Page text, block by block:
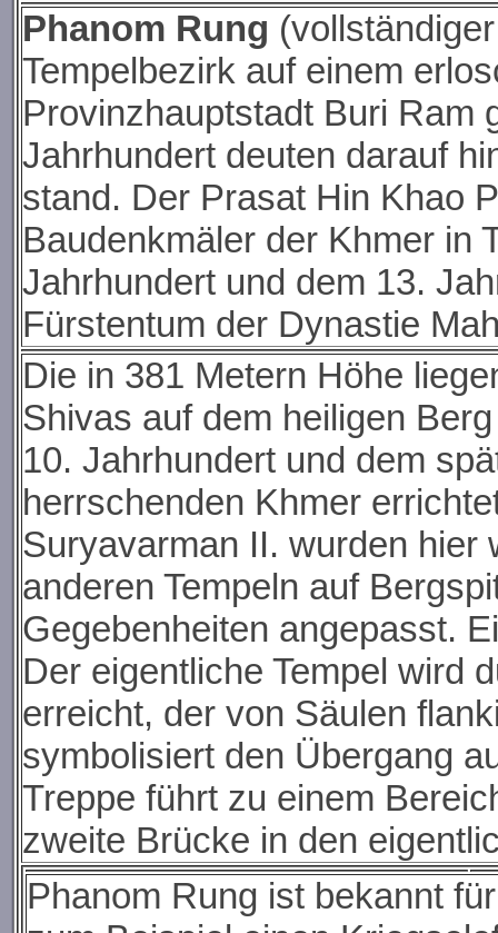
Phanom Rung
Tempelbezirk auf einem
Provinzhauptstadt Buri Ram
Jahrhundert deuten darauf
stand. Der Prasat Hin Khao
Baudenkmäler der Khmer in
Jahrhundert und dem 13.
Fürstentum der Dynastie
Die in 381 Metern Höhe
Shivas auf dem heiligen
10. Jahrhundert und dem
herrschenden Khmer
Suryavarman II. wurden hier
anderen Tempeln auf
Gegebenheiten angepasst.
Der eigentliche Tempel wird
erreicht, der von Säulen
symbolisiert den Übergang
Treppe führt zu einem
zweite Brücke in den
Phanom Rung ist bekannt